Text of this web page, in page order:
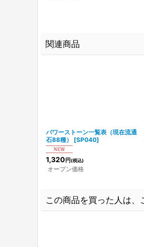
関連商品
パワーストーン一覧表（現在流通
石88種）
[SP040]
1,320 円(税込)
オープン価格
この商品を買った人は